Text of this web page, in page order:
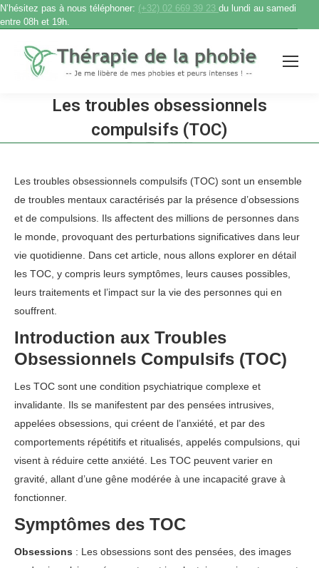
N’hésitez pas à nous téléphoner: (+32) 02 669 39 23 du lundi au samedi
entre 08h et 19h.
Les troubles obsessionnels
compulsifs (TOC)
Les troubles obsessionnels compulsifs (TOC) sont un ensemble
de troubles mentaux caractérisés par la présence d’obsessions
et de compulsions. Ils affectent des millions de personnes dans
le monde, provoquant des perturbations significatives dans leur
vie quotidienne. Dans cet article, nous allons explorer en détail
les TOC, y compris leurs symptômes, leurs causes possibles,
leurs traitements et l’impact sur la vie des personnes qui en
souffrent.
Introduction aux Troubles
Obsessionnels Compulsifs (TOC)
Les TOC sont une condition psychiatrique complexe et
invalidante. Ils se manifestent par des pensées intrusives,
appelées obsessions, qui créent de l’anxiété, et par des
comportements répétitifs et ritualisés, appelés compulsions, qui
visent à réduire cette anxiété. Les TOC peuvent varier en
gravité, allant d’une gêne modérée à une incapacité grave à
fonctionner.
Symptômes des TOC
Obsessions : Les obsessions sont des pensées, des images